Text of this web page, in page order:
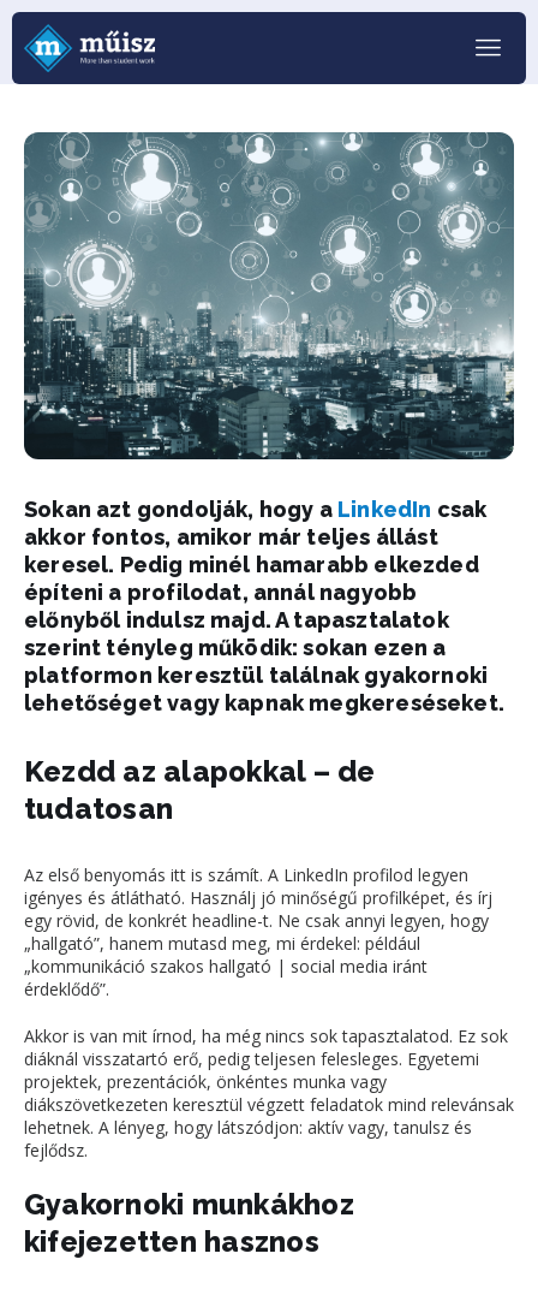
Sokan azt gondolják, hogy a LinkedIn csak
akkor fontos, amikor már teljes állást
keresel. Pedig minél hamarabb elkezded
építeni a profilodat, annál nagyobb
előnyből indulsz majd. A tapasztalatok
szerint tényleg működik: sokan ezen a
platformon keresztül találnak gyakornoki
lehetőséget vagy kapnak megkereséseket.
Kezdd az alapokkal – de
tudatosan
Az első benyomás itt is számít. A LinkedIn profilod legyen
igényes és átlátható. Használj jó minőségű profilképet, és írj
egy rövid, de konkrét headline-t. Ne csak annyi legyen, hogy
„hallgató”, hanem mutasd meg, mi érdekel: például
„kommunikáció szakos hallgató | social media iránt
érdeklődő”.
Akkor is van mit írnod, ha még nincs sok tapasztalatod. Ez sok
diáknál visszatartó erő, pedig teljesen felesleges. Egyetemi
projektek, prezentációk, önkéntes munka vagy
diákszövetkezeten keresztül végzett feladatok mind relevánsak
lehetnek. A lényeg, hogy látszódjon: aktív vagy, tanulsz és
fejlődsz.
Gyakornoki munkákhoz
kifejezetten hasznos